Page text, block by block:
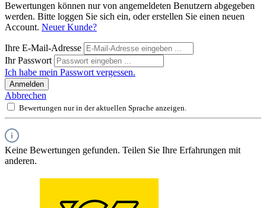
Bewertungen können nur von angemeldeten Benutzern abgegeben
werden. Bitte loggen Sie sich ein, oder erstellen Sie einen neuen
Account. Neuer Kunde?
Ihre E-Mail-Adresse
Ihr Passwort
Ich habe mein Passwort vergessen.
Anmelden
Abbrechen
Bewertungen nur in der aktuellen Sprache anzeigen.
Keine Bewertungen gefunden. Teilen Sie Ihre Erfahrungen mit
anderen.